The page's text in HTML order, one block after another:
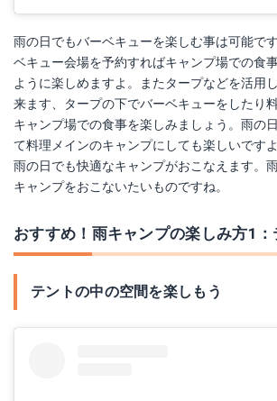
雨の日でもバーベキューを楽しむ事は可能で
ベキュー会場を予約すればキャンプ場での食
ように楽しめますよ。またタープなどを活用
来ます、タープの下でバーベキューをしたり
キャンプ場での食事を楽しみましょう。雨の
て料理メインのキャンプにしても楽しいです
雨の日でも快適なキャンプがおこなえます。
キャンプをおこないたいものですね。
おすすめ！雨キャンプの楽しみ方1：
テントの中の空間を楽しもう